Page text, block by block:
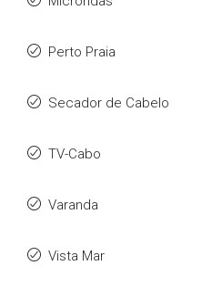
Perto Praia
Secador de Cabelo
TV-Cabo
Varanda
Vista Mar